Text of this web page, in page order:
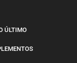
ÚLTIMO